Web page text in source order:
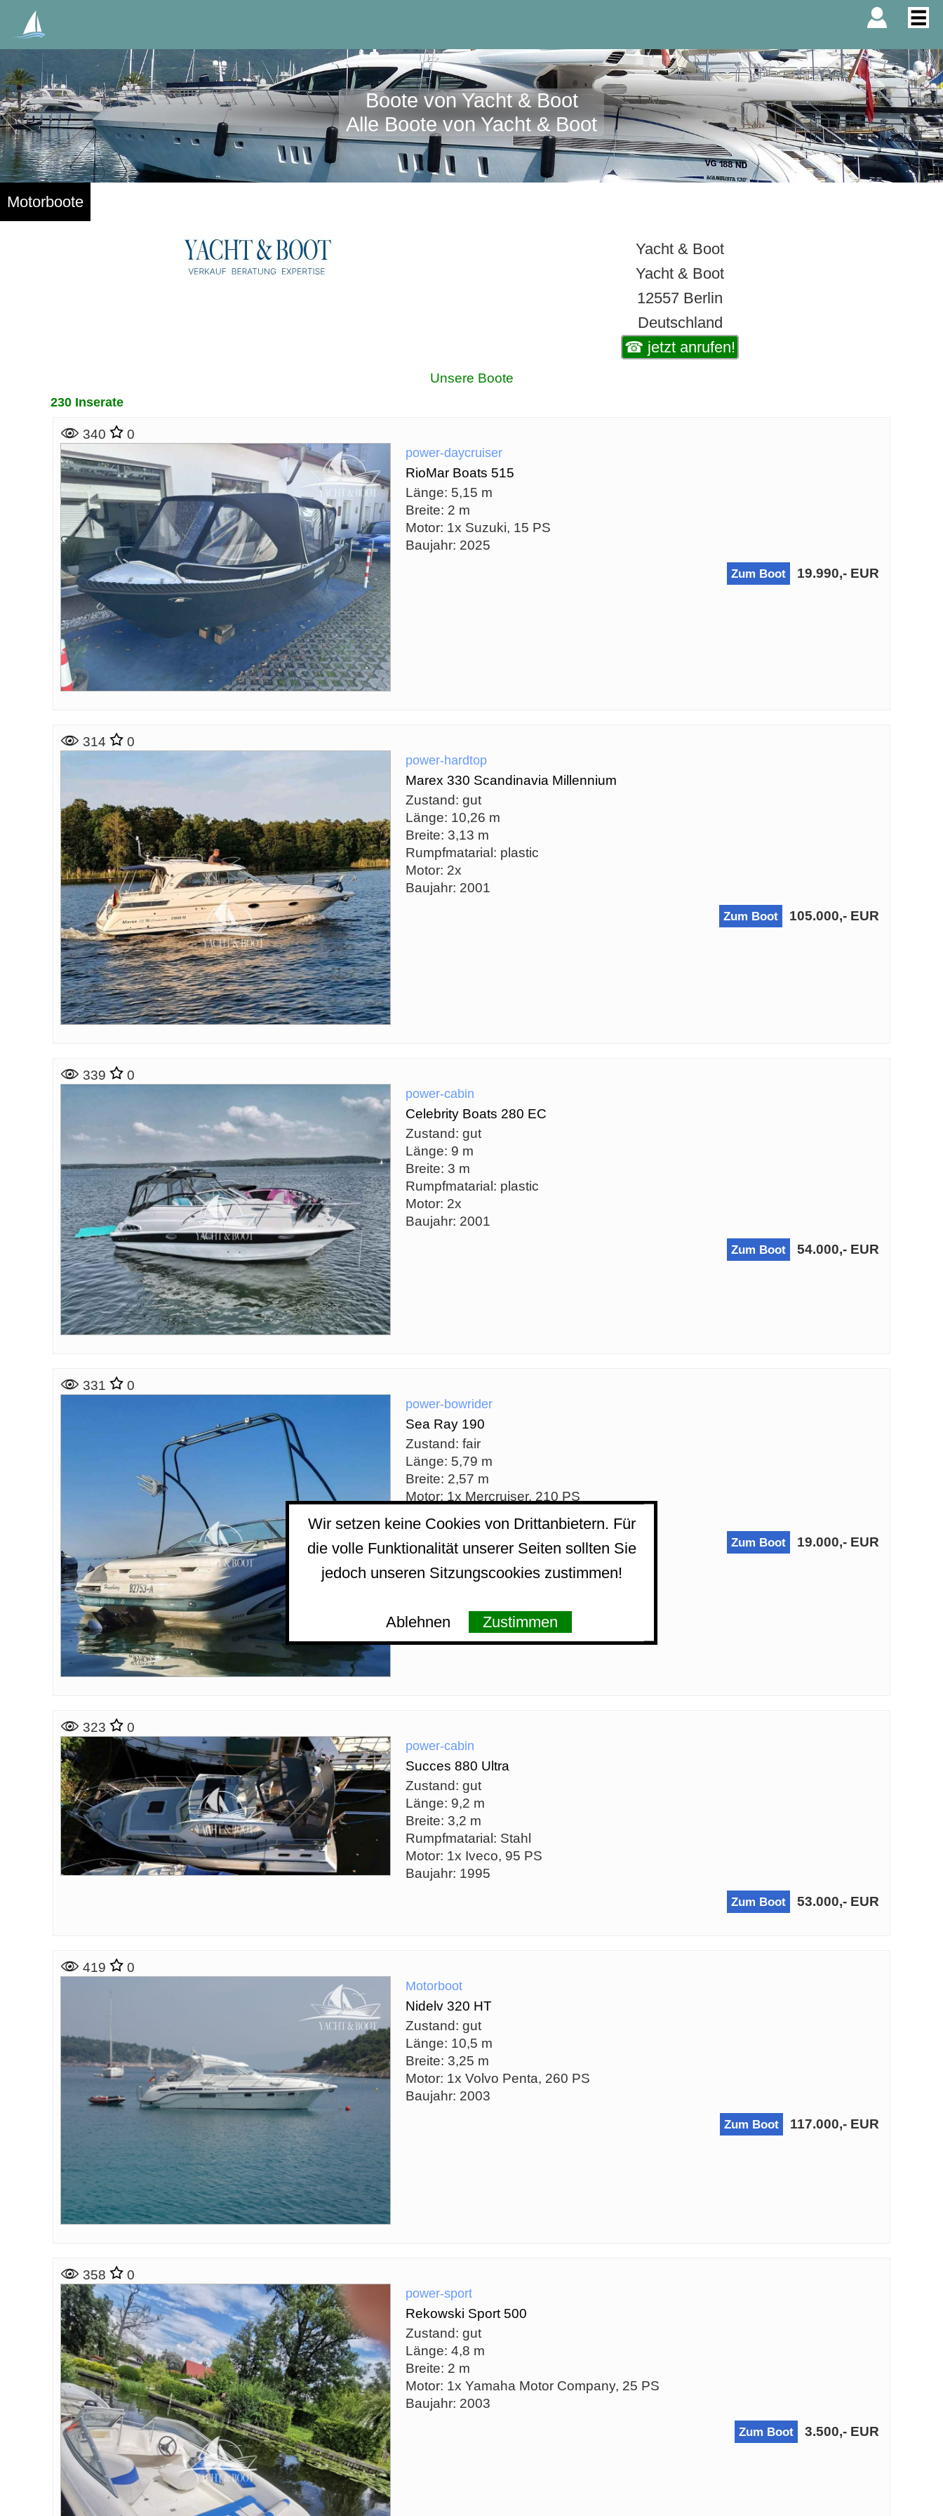
Boote von Yacht & Boot
Alle Boote von Yacht & Boot
Motorboote
Yacht & Boot
Yacht & Boot
12557 Berlin
Deutschland
☎ jetzt anrufen!
Unsere Boote
230 Inserate
340 0
power-daycruiser
RioMar Boats 515
Länge: 5,15 m
Breite: 2 m
Motor: 1x Suzuki, 15 PS
Baujahr: 2025
Zum Boot 19.990,- EUR
314 0
power-hardtop
Marex 330 Scandinavia Millennium
Zustand: gut
Länge: 10,26 m
Breite: 3,13 m
Rumpfmatarial: plastic
Motor: 2x
Baujahr: 2001
Zum Boot 105.000,- EUR
339 0
power-cabin
Celebrity Boats 280 EC
Zustand: gut
Länge: 9 m
Breite: 3 m
Rumpfmatarial: plastic
Motor: 2x
Baujahr: 2001
Zum Boot 54.000,- EUR
331 0
power-bowrider
Sea Ray 190
Zustand: fair
Länge: 5,79 m
Breite: 2,57 m
Motor: 1x Mercruiser, 210 PS
Baujahr: 2000
Zum Boot 19.000,- EUR
323 0
power-cabin
Succes 880 Ultra
Zustand: gut
Länge: 9,2 m
Breite: 3,2 m
Rumpfmatarial: Stahl
Motor: 1x Iveco, 95 PS
Baujahr: 1995
Zum Boot 53.000,- EUR
419 0
Motorboot
Nidelv 320 HT
Zustand: gut
Länge: 10,5 m
Breite: 3,25 m
Motor: 1x Volvo Penta, 260 PS
Baujahr: 2003
Zum Boot 117.000,- EUR
358 0
power-sport
Rekowski Sport 500
Zustand: gut
Länge: 4,8 m
Breite: 2 m
Motor: 1x Yamaha Motor Company, 25 PS
Baujahr: 2003
Zum Boot 3.500,- EUR
Wir setzen keine Cookies von Drittanbietern. Für
die volle Funktionalität unserer Seiten sollten Sie
jedoch unseren Sitzungscookies zustimmen!
Ablehnen Zustimmen